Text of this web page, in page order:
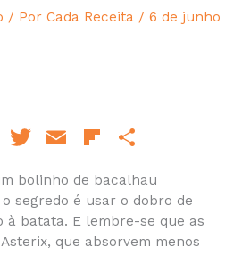
/ Por Cada Receita / 6 de junho
Pi
te
re
st
T
w
itt
er
E
m
ai
l
Fl
ip
b
o
ar
ar
e
bolinho de bacalhau
segredo é usar o dobro de
à batata. E lembre-se que as
que absorvem menos